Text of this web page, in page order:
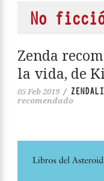
No
Zenda
la vida, de
05 Feb 2019 /
recomendado